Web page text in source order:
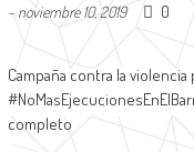
- noviembre 10, 2019 0
Campaña contra la
completo